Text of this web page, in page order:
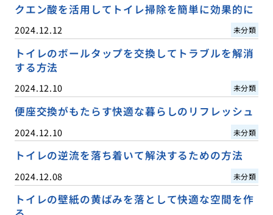
クエン酸を活用してトイレ掃除を簡単に効果的に
2024.12.12 未分類
トイレのボールタップを交換してトラブルを解消
する方法
2024.12.10 未分類
便座交換がもたらす快適な暮らしのリフレッシュ
2024.12.10 未分類
トイレの逆流を落ち着いて解決するための方法
2024.12.08 未分類
トイレの壁紙の黄ばみを落として快適な空間を作